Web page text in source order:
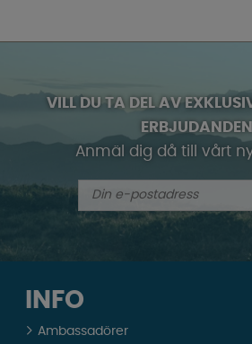
VILL DU TA DEL AV
Anmäl dig då till vårt
INFO
Ambassadörer